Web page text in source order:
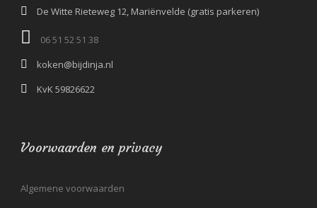
De Witte Rieteweg 12, Mariënvelde (gratis parkeren)
06 51 52 51 38‬
koken@bijdinja.nl
KvK 59826622
Voorwaarden en privacy
Algemene voorwaarden